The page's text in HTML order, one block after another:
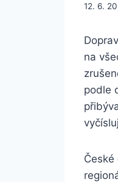
12. 6.
na
podle